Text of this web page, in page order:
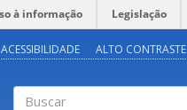
à informação Legislação
ACESSIBILIDADE ALTO CONTRASTE